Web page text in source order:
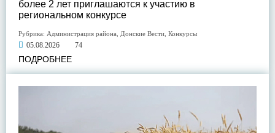
более 2 лет приглашаются к участию в
региональном конкурсе
Рубрика: Администрация района Донские Вести Конкурсы
05.08.2026 74
ПОДРОБНЕЕ